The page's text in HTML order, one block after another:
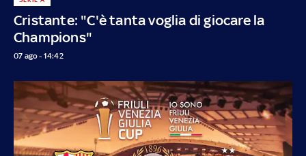
Cristante: "C'è tanta voglia di giocare la
Champions"
07 ago - 14:42